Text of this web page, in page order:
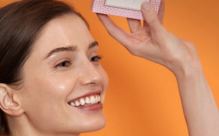
Iniciar sesión
Perfil de usuario
Mis dispositivos
Mis pedidos
Mis direcciones
Mis suscripciones
NUEVO
FAQ™ Pure Beauty-Tech Elixir
BREAKING NEWS
issa™ Teeth Whitening Set
Idioma
English Deutsch
Español
Français
Italiano
Português
Polski
Svenska
Türkçe
简体中文